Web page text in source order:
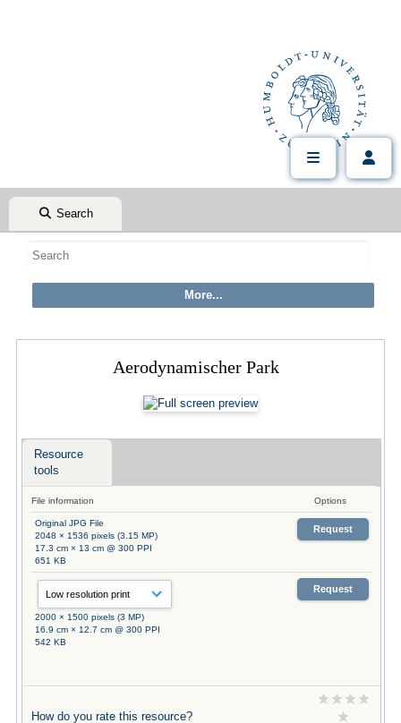
Search
Aerodynamischer Park
Resource
tools
File information Options
Original JPG File
2048 × 1536 pixels (3.15 MP)
17.3 cm × 13 cm @ 300 PPI
651 KB
Request
2000 × 1500 pixels (3 MP)
16.9 cm × 12.7 cm @ 300 PPI
542 KB
Request
How do you rate this resource?